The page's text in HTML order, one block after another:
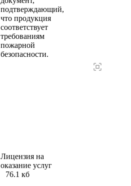
подтверждающий,
что продукция
соответствует
требованиям
пожарной
безопасности.
Лицензия на
оказание услуг
76.1 кб